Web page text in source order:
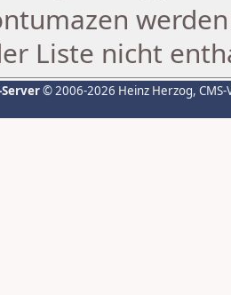
Liste nicht
© 2006-2026 Heinz Herzog,